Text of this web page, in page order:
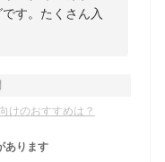
す。たくさん入
けのおすすめは？
あります